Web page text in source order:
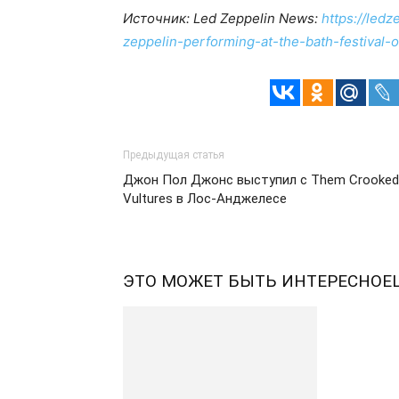
Источник: Led Zeppelin News: https://
zeppelin-performing-at-the-bath-festival-
Предыдущая статья
Джон Пол Джонс выступил с Them Crooked
Vultures в Лос-Анджелесе
ЭТО МОЖЕТ БЫТЬ ИНТЕРЕСНО